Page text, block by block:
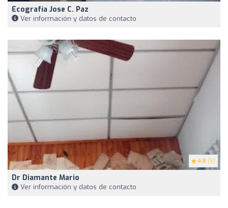
Ecografía Jose C. Paz
Ver información y datos de contacto
4.8 (5)
Dr Diamante Mario
Ver información y datos de contacto